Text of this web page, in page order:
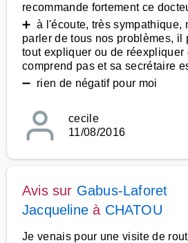
recommande fortement ce
➕ à l'écoute, très sympathique,
parler de tous nos problèmes, il
tout expliquer ou de réexpliquer
comprend pas et sa secrétaire
➖ rien de négatif pour moi
cecile
11/08/2016
Avis sur Gabus-Laforet
Jacqueline à CHATOU
Je venais pour une visite de